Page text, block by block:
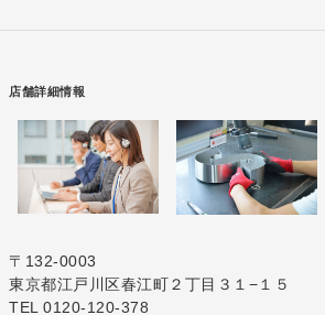
店舗詳細情報
〒132-0003
東京都江戸川区春江町２丁目３１−１５
TEL 0120-120-378